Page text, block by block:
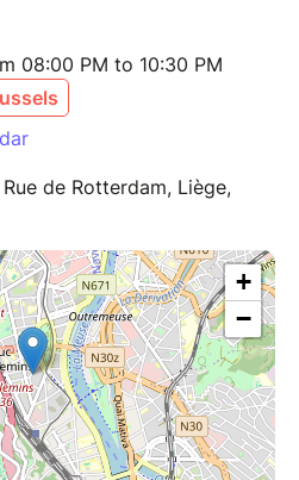
08:00 PM to 10:30 PM
de Rotterdam, Liège,
+
−